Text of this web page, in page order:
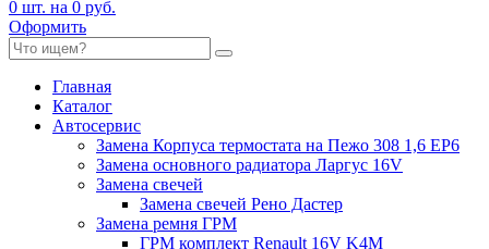
0 шт. на 0 руб.
Оформить
Главная
Каталог
Автосервис
Замена Корпуса термостата на Пежо 308 1,6 EP6
Замена основного радиатора Ларгус 16V
Замена свечей
Замена свечей Рено Дастер
Замена ремня ГРМ
ГРМ комплект Renault 16V K4M